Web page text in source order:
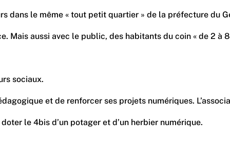
dans le même « tout petit quartier » de la préfecture
aussi avec le public, des habitants du coin «
sociaux.
et de renforcer ses projets numériques.
le 4bis d’un potager et d’un herbier numérique.